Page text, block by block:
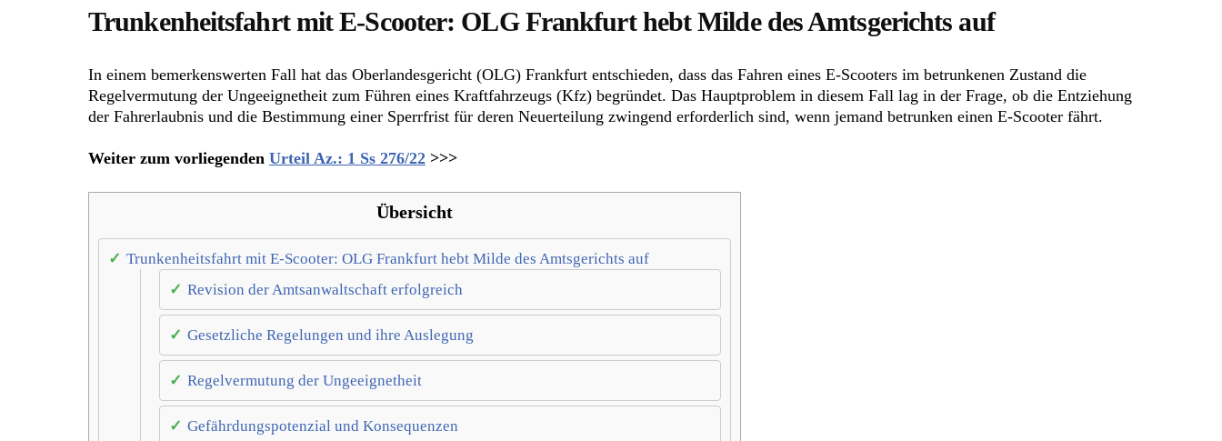
Trunkenheitsfahrt mit E-Scooter: OLG Frankfurt hebt Milde des Amtsgerichts auf
In einem bemerkenswerten Fall hat das Oberlandesgericht (OLG) Frankfurt entschieden, dass das Fahren eines E-Scooters im betrunkenen Zustand die
Regelvermutung der Ungeeignetheit zum Führen eines Kraftfahrzeugs (Kfz) begründet. Das Hauptproblem in diesem Fall lag in der Frage, ob die Entziehung
der Fahrerlaubnis und die Bestimmung einer Sperrfrist für deren Neuerteilung zwingend erforderlich sind, wenn jemand betrunken einen E-Scooter fährt.
Weiter zum vorliegenden Urteil Az.: 1 Ss 276/22 >>>
Übersicht
Trunkenheitsfahrt mit E-Scooter: OLG Frankfurt hebt Milde des Amtsgerichts auf
Revision der Amtsanwaltschaft erfolgreich
Gesetzliche Regelungen und ihre Auslegung
Regelvermutung der Ungeeignetheit
Gefährdungspotenzial und Konsequenzen